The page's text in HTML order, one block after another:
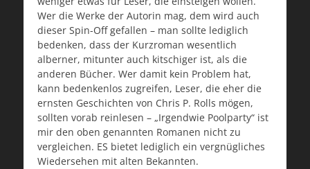
Wer die Werke der Autorin mag, dem wird auch
dieser Spin-Off gefallen – man sollte lediglich
bedenken, dass der Kurzroman wesentlich
alberner, mitunter auch kitschiger ist, als die
anderen Bücher. Wer damit kein Problem hat,
kann bedenkenlos zugreifen, Leser, die eher die
ernsten Geschichten von Chris P. Rolls mögen,
sollten vorab reinlesen – „Irgendwie Poolparty“ ist
mir den oben genannten Romanen nicht zu
vergleichen. ES bietet lediglich ein vergnügliches
Wiedersehen mit alten Bekannten.